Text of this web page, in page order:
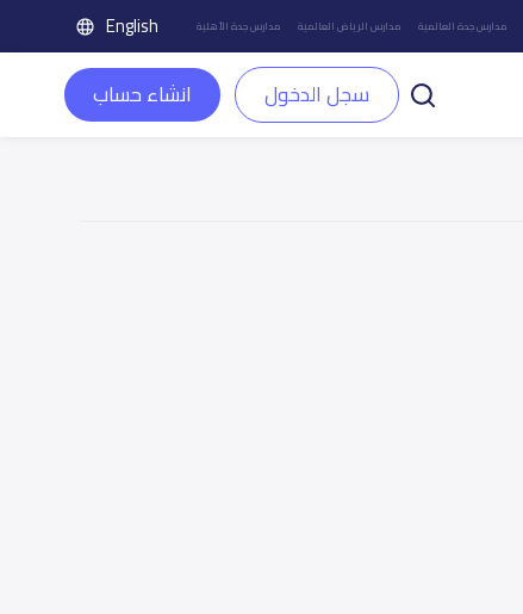
مدارس جدة العالمية مدارس الرياض العالمية مدارس جدة الأهلية English
سجل الدخول انشاء حساب